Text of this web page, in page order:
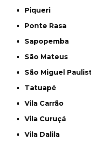
Piqueri
Ponte Rasa
Sapopemba
São Mateus
São Miguel
Tatuapé
Vila Carrão
Vila Curuçá
Vila Dalila